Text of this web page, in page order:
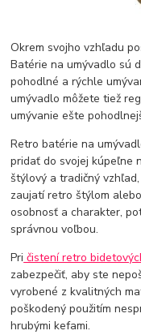
Okrem svojho vzhľadu
Batérie na umývadlo sú
pohodlné a rýchle
umývadlo môžete tiež
umývanie ešte
Retro batérie na
pridať do svojej kúpeľne
štýlový a tradičný
zaujatí retro štýlom
osobnosť a charakter,
správnou voľbou.
Pri čistení retro
zabezpečiť, aby ste
vyrobené z kvalitných
poškodený použitím
hrubými kefami.